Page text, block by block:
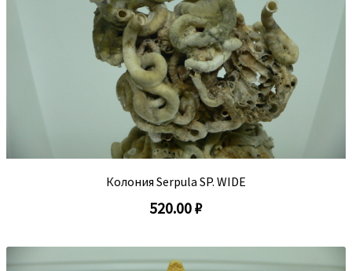
Колония Serpula SP. WIDE
520.00 ₽